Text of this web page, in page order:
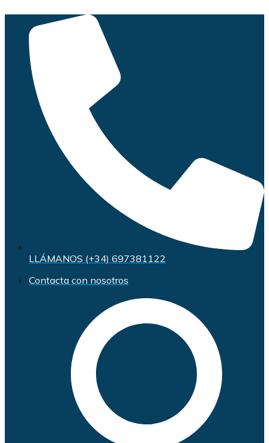
contenido
LLÁMANOS (+34) 697381122
Contacta con nosotros